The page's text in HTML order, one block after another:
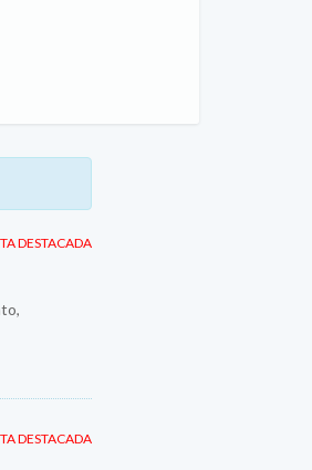
DESTACADA
DESTACADA